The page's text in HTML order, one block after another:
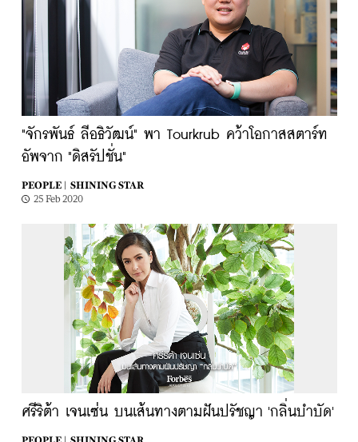
"จักรพันธ์ ลีอธิวัฒน์" พา Tourkrub คว้าโอกาสสตาร์ท
อัพจาก "ดิสรัปชั่น"
PEOPLE |
SHINING STAR
25 Feb 2020
ศรีริต้า เจนเซ่น บนเส้นทางตามฝันปรัชญา 'กลิ่นบำบัด'